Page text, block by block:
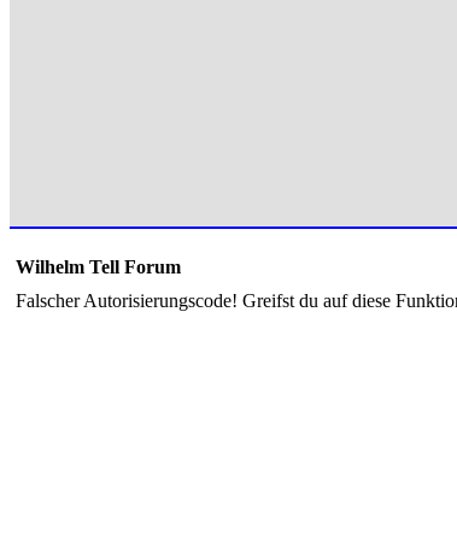
Wilhelm Tell Forum
Falscher Autorisierungscode! Greifst du auf diese